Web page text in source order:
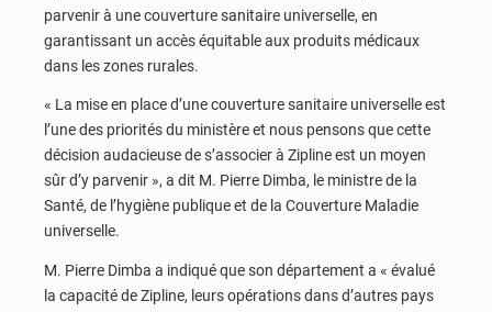
parvenir à une couverture sanitaire universelle, en
garantissant un accès équitable aux produits médicaux
dans les zones rurales.
« La mise en place d’une couverture sanitaire universelle est
l’une des priorités du ministère et nous pensons que cette
décision audacieuse de s’associer à Zipline est un moyen
sûr d’y parvenir », a dit M. Pierre Dimba, le ministre de la
Santé, de l’hygiène publique et de la Couverture Maladie
universelle.
M. Pierre Dimba a indiqué que son département a « évalué
la capacité de Zipline, leurs opérations dans d’autres pays